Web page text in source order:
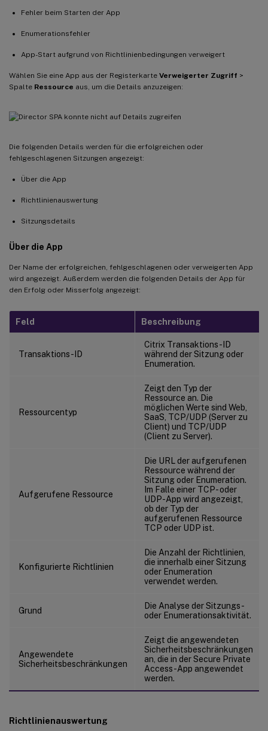
Fehler beim Starten der App
Enumerationsfehler
App-Start aufgrund von Richtlinienbedingungen verweigert
Wählen Sie eine App aus der Registerkarte Verweigerter Zugriff >
Spalte Ressource aus, um die Details anzuzeigen:
Die folgenden Details werden für die erfolgreichen oder
fehlgeschlagenen Sitzungen angezeigt:
Über die App
Richtlinienauswertung
Sitzungsdetails
Über die App
Der Name der erfolgreichen, fehlgeschlagenen oder verweigerten App
wird angezeigt. Außerdem werden die folgenden Details der App für
den Erfolg oder Misserfolg angezeigt:
Feld Beschreibung
Transaktions-ID
Citrix Transaktions-ID
während der Sitzung oder
Enumeration.
Ressourcentyp
Zeigt den Typ der
Ressource an. Die
möglichen Werte sind Web,
SaaS, TCP/UDP (Server zu
Client) und TCP/UDP
(Client zu Server).
Aufgerufene Ressource
Die URL der aufgerufenen
Ressource während der
Sitzung oder Enumeration.
Im Falle einer TCP- oder
UDP-App wird angezeigt,
ob der Typ der
aufgerufenen Ressource
TCP oder UDP ist.
Konfigurierte Richtlinien
Die Anzahl der Richtlinien,
die innerhalb einer Sitzung
oder Enumeration
verwendet werden.
Grund
Die Analyse der Sitzungs-
oder Enumerationsaktivität.
Angewendete
Sicherheitsbeschränkungen
Zeigt die angewendeten
Sicherheitsbeschränkungen
an, die in der Secure Private
Access-App angewendet
werden.
Richtlinienauswertung